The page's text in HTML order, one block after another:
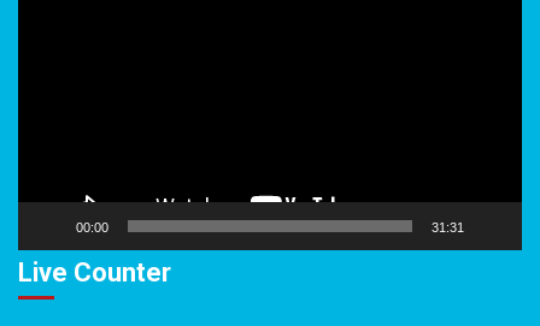
00:00 31:31
Live Counter